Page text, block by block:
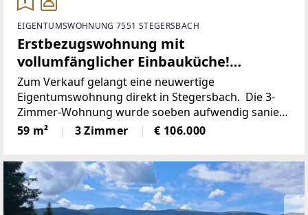
EIGENTUMSWOHNUNG 7551 STEGERSBACH
Erstbezugswohnung mit
vollumfänglicher Einbauküche!
(Provisionsfrei)
Zum Verkauf gelangt eine neuwertige
Eigentumswohnung direkt in Stegersbach. Die 3-
Zimmer-Wohnung wurde soeben aufwendig saniert.
So wurde unter anderem dieElektronik gänzlich
erneuert und für einen niedrigen
59 m² 3 Zimmer € 106.000